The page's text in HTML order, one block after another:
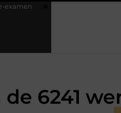
Fysiotherapie Hilversum:
de 6241